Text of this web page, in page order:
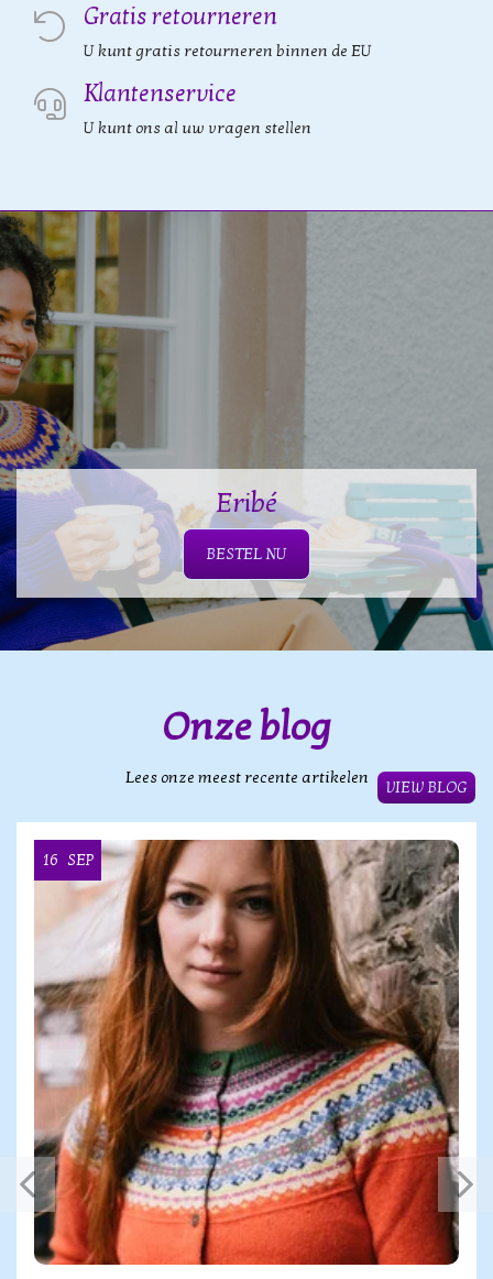
Gratis retourneren
U kunt gratis retourneren binnen de EU
Klantenservice
U kunt ons al uw vragen stellen
Eribé
BESTEL NU
Onze blog
Lees onze meest recente artikelen
VIEW BLOG
16 SEP